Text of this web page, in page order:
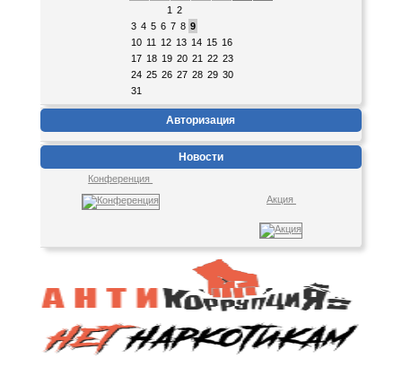
1 2
3 4 5 6 7 8 9
10 11 12 13 14 15 16
17 18 19 20 21 22 23
24 25 26 27 28 29 30
31
Авторизация
Новости
Конференция
Акция